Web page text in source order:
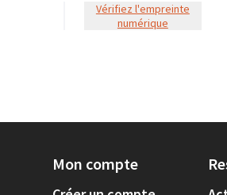
Vérifiez l'empreinte
numérique
Mon compte